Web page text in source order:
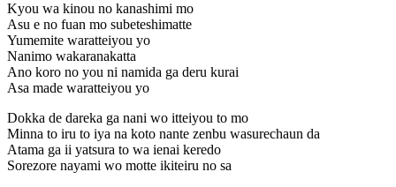
Kyou wa kinou no kanashimi mo
Asu e no fuan mo subeteshimatte
Yumemite waratteiyou yo
Nanimo wakaranakatta
Ano koro no you ni namida ga deru kurai
Asa made waratteiyou yo
Dokka de dareka ga nani wo itteiyou to mo
Minna to iru to iya na koto nante zenbu wasurechaun da
Atama ga ii yatsura to wa ienai keredo
Sorezore nayami wo motte ikiteiru no sa